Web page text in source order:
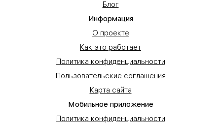
Блог
Информация
О проекте
Как это работает
Политика конфиденциальности
Пользовательские соглашения
Карта сайта
Мобильное приложение
Политика конфиденциальности